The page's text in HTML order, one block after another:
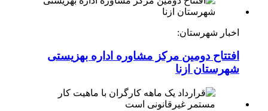
اخبار شهرستان:
افتتاح دومین مرکز مشاوره اداره بهزیستی
شهرستان ازنا